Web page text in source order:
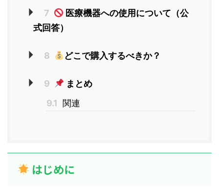
7
医療機器への使用について（公
式回答）
8 どこで購入するべきか？
9
まとめ
9.1
関連
はじめに